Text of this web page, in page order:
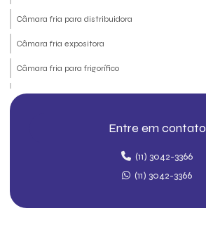
Câmara fria para distribuidora
Câmara fria expositora
Câmara fria para frigorífico
Câmara fria industrial
Entre em contato
(11) 3042-3366
(11) 3042-3366